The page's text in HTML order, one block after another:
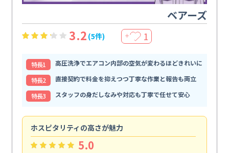
ベアーズ
3.2 (5件) ＋ 1
特⻑1
高圧洗浄でエアコン内部の空気が変わるほどきれいに
特⻑2
直接契約で料金を抑えつつ丁寧な作業と報告も両立
特⻑3
スタッフの身だしなみや対応も丁寧で任せて安心
ホスピタリティの高さが魅力
5.0